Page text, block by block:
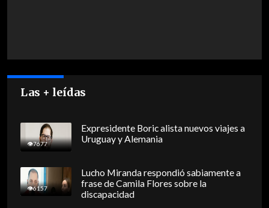
Las + leídas
7677
Expresidente Boric alista nuevos viajes a
Uruguay y Alemania
6157
Lucho Miranda respondió sabiamente a
frase de Camila Flores sobre la
discapacidad